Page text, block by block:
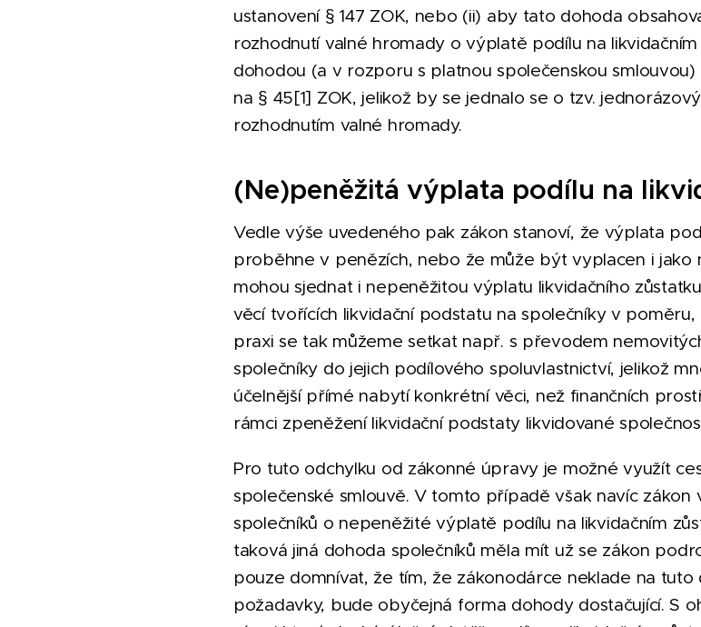
ustanovení § 147 ZOK, nebo (ii) aby tato dohoda
rozhodnutí valné hromady o výplatě podílu na
dohodou (a v rozporu s platnou společenskou
na § 45[1] ZOK, jelikož by se jednalo se o tzv.
rozhodnutím valné hromady.
(Ne)peněžitá výplata podílu na
Vedle výše uvedeného pak zákon stanoví, že výplata
proběhne v penězích, nebo že může být vyplacen i jako
mohou sjednat i nepeněžitou výplatu likvidačního
věcí tvořících likvidační podstatu na společníky v
praxi se tak můžeme setkat např. s převodem
společníky do jejich podílového spoluvlastnictví, jelikož
účelnější přímé nabytí konkrétní věci, než finančních
rámci zpeněžení likvidační podstaty likvidované
Pro tuto odchylku od zákonné úpravy je možné využít
společenské smlouvě. V tomto případě však navíc
společníků o nepeněžité výplatě podílu na likvidačním
taková jiná dohoda společníků měla mít už se zákon
pouze domnívat, že tím, že zákonodárce neklade na
požadavky, bude obyčejná forma dohody dostačující. S